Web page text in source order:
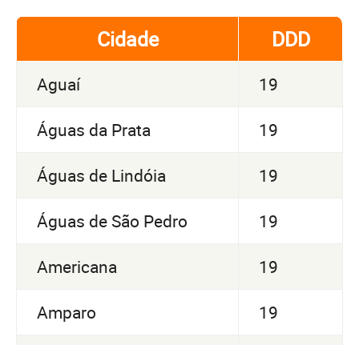
Cidade DDD
Aguaí 19
Águas da Prata 19
Águas de Lindóia 19
Águas de São Pedro 19
Americana 19
Amparo 19